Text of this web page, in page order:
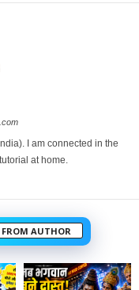
I am connected in the
at home.
FROM AUTHOR